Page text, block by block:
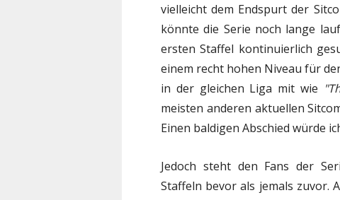
vielleicht dem Endspurt der
könnte die Serie noch lange
ersten Staffel kontinuierlich
einem recht hohen Niveau für
in der gleichen Liga mit wie
meisten anderen aktuellen
Einen baldigen Abschied würde
Jedoch steht den Fans der
Staffeln bevor als jemals zuvor.